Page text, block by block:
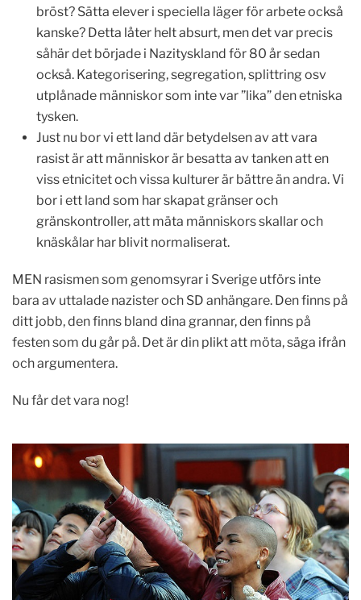
bröst? Sätta elever i speciella läger för arbete också
kanske? Detta låter helt absurt, men det var precis
såhär det började i Nazityskland för 80 år sedan
också. Kategorisering, segregation, splittring osv
utplånade människor som inte var ”lika” den etniska
tysken.
Just nu bor vi ett land där betydelsen av att vara
rasist är att människor är besatta av tanken att en
viss etnicitet och vissa kulturer är bättre än andra. Vi
bor i ett land som har skapat gränser och
gränskontroller, att mäta människors skallar och
knäskålar har blivit normaliserat.
MEN rasismen som genomsyrar i Sverige utförs inte
bara av uttalade nazister och SD anhängare. Den finns på
ditt jobb, den finns bland dina grannar, den finns på
festen som du går på. Det är din plikt att möta, säga ifrån
och argumentera.
Nu får det vara nog!